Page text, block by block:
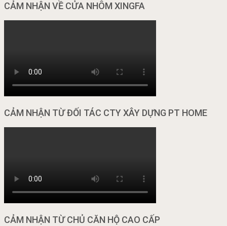
CẢM NHẬN VỀ CỬA NHÔM XINGFA
CẢM NHẬN TỪ ĐỐI TÁC CTY XÂY DỰNG PT HOME
CẢM NHẬN TỪ CHỦ CĂN HỘ CAO CẤP